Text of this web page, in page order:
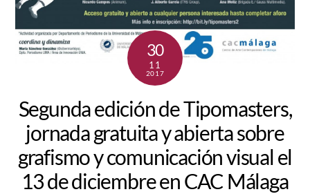
30
11
2017
Segunda edición de Tipomasters,
jornada gratuita y abierta sobre
grafismo y comunicación visual el
13 de diciembre en CAC Málaga